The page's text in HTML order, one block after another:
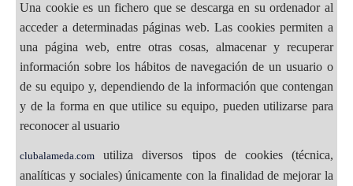
Una cookie es un fichero que se descarga en su ordenador al
acceder a determinadas páginas web. Las cookies permiten a
una página web, entre otras cosas, almacenar y recuperar
información sobre los hábitos de navegación de un usuario o
de su equipo y, dependiendo de la información que contengan
y de la forma en que utilice su equipo, pueden utilizarse para
reconocer al usuario
clubalameda.com utiliza diversos tipos de cookies (técnica,
analíticas y sociales) únicamente con la finalidad de mejorar la